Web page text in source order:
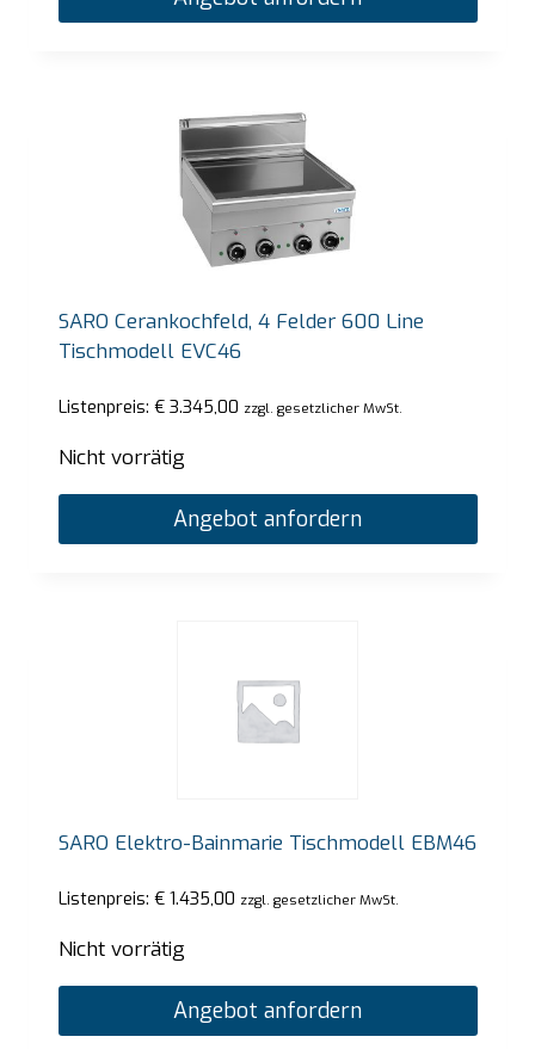
SARO Cerankochfeld, 4 Felder 600 Line
Tischmodell EVC46
Listenpreis: €3.345,00 zzgl. gesetzlicher MwSt.
Nicht vorrätig
Angebot anfordern
SARO Elektro-Bainmarie Tischmodell EBM46
Listenpreis: €1.435,00 zzgl. gesetzlicher MwSt.
Nicht vorrätig
Angebot anfordern